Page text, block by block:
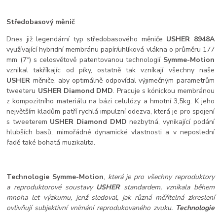
Středobasový měnič
Dnes již legendární typ středobasového měniče USHER 8948A
využívající hybridní membránu papír/uhlíková vlákna o průměru 177
mm (7“) s celosvětově patentovanou technologií Symme-Motion
vznikal takříkajíc od píky, ostatně tak vzníkají všechny naše
USHER měniče, aby optimálně odpovídal výjimečným parametrům
tweeteru USHER Diamond DMD. Pracuje s kónickou membránou
z kompozitního materiálu na bázi celulózy a hmotní 3,5kg. K jeho
největším kladům patří rychlá impulzní odezva, která je pro spojení
s tweeterem USHER Diamond DMD nezbytná, vynikající podání
hlubších basů, mimořádné dynamické vlastnosti a v neposlední
řadě také bohatá muzikalita.
Technologie Symme-Motion, která je pro všechny reproduktory
a reproduktorové soustavy USHERstandardem, vznikala během
mnoha let výzkumu, jenž sledoval, jak různá měřitelná zkreslení
ovlivňují subjektivní vnímání reprodukovaného zvuku. Technologie